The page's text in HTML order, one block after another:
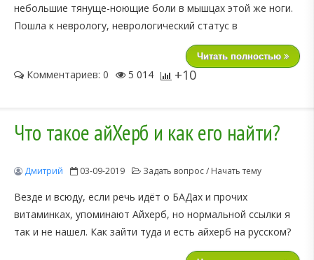
небольшие тянуще-ноющие боли в мышцах этой же ноги.
Пошла к неврологу, неврологический статус в
Читать полностью
Комментариев: 0 5 014 +10
Что такое айХерб и как его найти?
Дмитрий 03-09-2019 Задать вопрос / Начать тему
Везде и всюду, если речь идёт о БАДах и прочих
витаминках, упоминают Айхерб, но нормальной ссылки я
так и не нашел. Как зайти туда и есть айхерб на русском?